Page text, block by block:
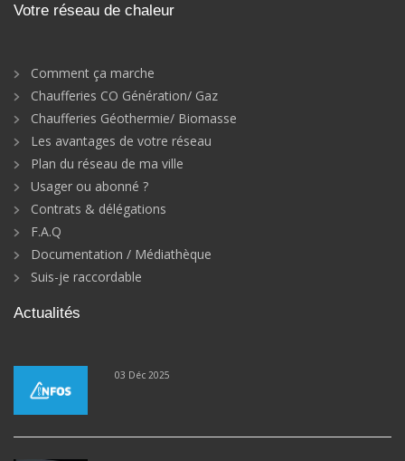
Votre réseau de chaleur
Comment ça marche
Chaufferies CO Génération/ Gaz
Chaufferies Géothermie/ Biomasse
Les avantages de votre réseau
Plan du réseau de ma ville
Usager ou abonné ?
Contrats & délégations
F.A.Q
Documentation / Médiathèque
Suis-je raccordable
Actualités
03 Déc 2025